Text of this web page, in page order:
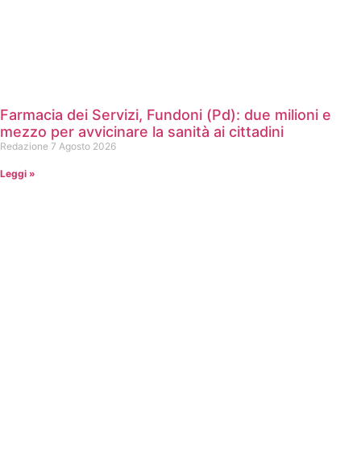
Farmacia dei Servizi, Fundoni (Pd): due milioni e
mezzo per avvicinare la sanità ai cittadini
Redazione 7 Agosto 2026
Leggi »